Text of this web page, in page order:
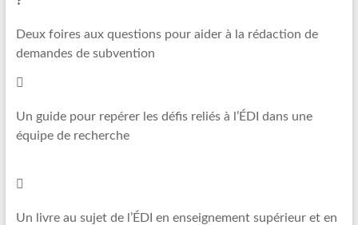
Deux foires aux questions pour aider à la rédaction de
demandes de subvention
Un guide pour repérer les défis reliés à l’ÉDI dans une
équipe de recherche
Un livre au sujet de l’ÉDI en enseignement supérieur et en